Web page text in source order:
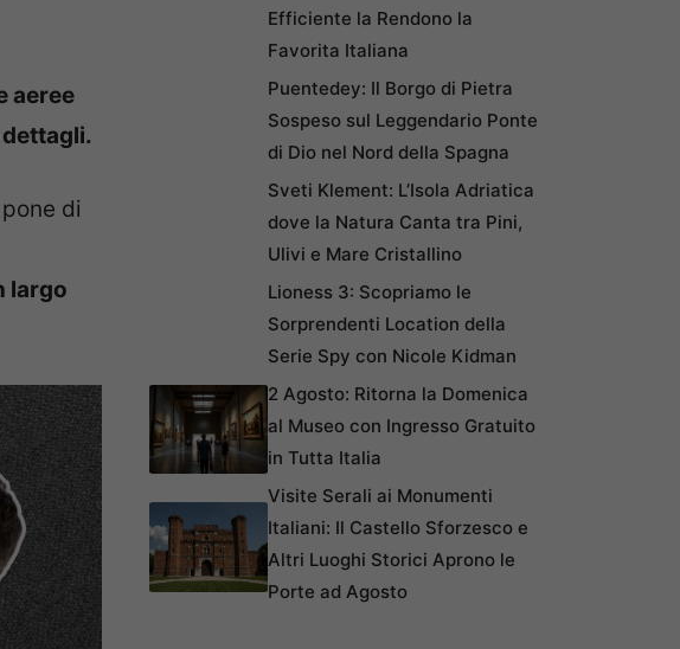
aeree
di
largo
Efficiente la Rendono la
Favorita Italiana
Puentedey: Il Borgo di Pietra
Sospeso sul Leggendario Ponte
di Dio nel Nord della Spagna
Sveti Klement: L’Isola Adriatica
dove la Natura Canta tra Pini,
Ulivi e Mare Cristallino
Lioness 3: Scopriamo le
Sorprendenti Location della
Serie Spy con Nicole Kidman
2 Agosto: Ritorna la Domenica
al Museo con Ingresso Gratuito
in Tutta Italia
Visite Serali ai Monumenti
Italiani: Il Castello Sforzesco e
Altri Luoghi Storici Aprono le
Porte ad Agosto